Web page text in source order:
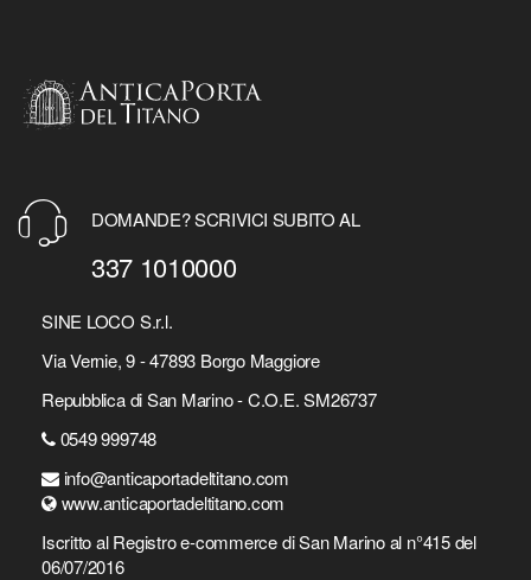
DOMANDE? SCRIVICI SUBITO AL
337 1010000
SINE LOCO S.r.l.
Via Vernie, 9 - 47893 Borgo Maggiore
Repubblica di San Marino - C.O.E. SM26737
0549 999748
info@anticaportadeltitano.com
www.anticaportadeltitano.com
Iscritto al Registro e-commerce di San Marino al n°415 del
06/07/2016